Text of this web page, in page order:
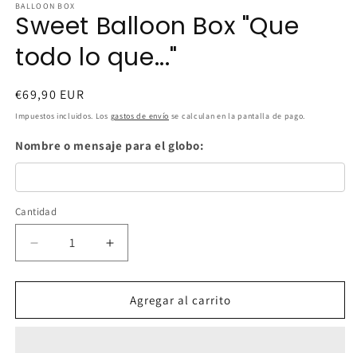
BALLOON BOX
Sweet Balloon Box "Que
todo lo que..."
Precio
habitual
€69,90 EUR
Impuestos incluidos. Los gastos de envío se calculan en la pantalla de pago.
Nombre o mensaje para el globo:
Cantidad
Cantidad
Reducir
cantidad
para
Balloon
Aumentar
cantidad
para
Sweet
Balloon
Agregar al carrito